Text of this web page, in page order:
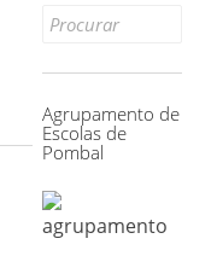
Search
Agrupamento de
Escolas de
Pombal